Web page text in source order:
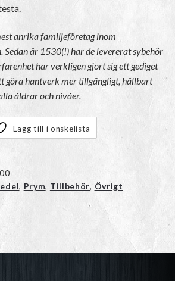
anrika familjeföretag inom
år 1530(!) har de levererat sybehör
har verkligen gjort sig ett gediget
göra hantverk mer tillgängligt, hållbart
åldrar och nivåer.
Lägg till i önskelista
, Prym, Tillbehör, Övrigt